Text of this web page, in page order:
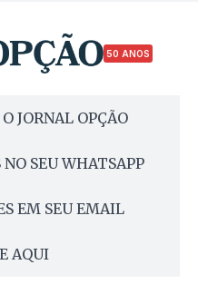
50 ANOS
JORNAL OPÇÃO
SEU WHATSAPP
EM SEU EMAIL
AQUI